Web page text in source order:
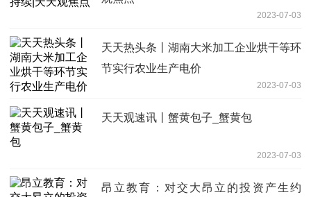
2023-07-03
天天热头条丨湖南大米加工企业烘干等环
节实行农业生产电价
2023-07-03
天天观速讯丨蟹黄包子_蟹黄包
2023-07-03
昂立教育：对交大昂立的投资产生约